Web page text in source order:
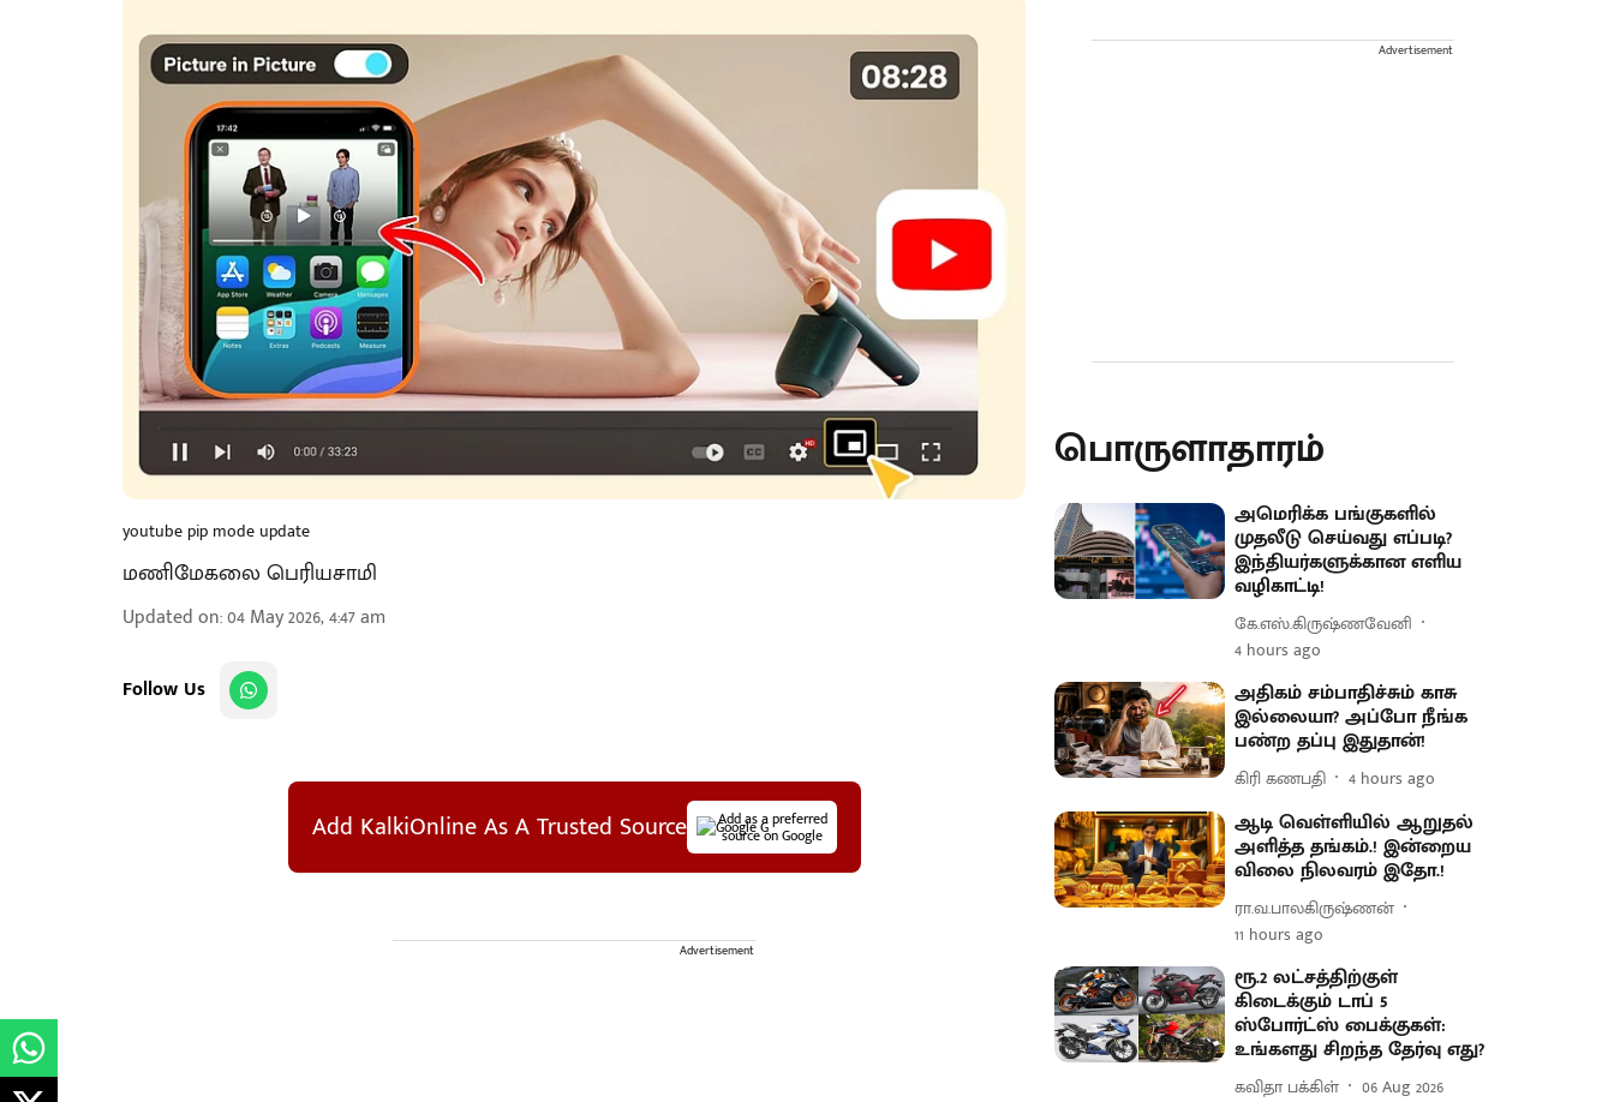
youtube pip mode update
மணிமேகலை பெரியசாமி
Updated on:04 May 2026, 4:47 am
Follow Us
Add KalkiOnline As A Trusted Source Add as a preferred
source on Google
Advertisement
Advertisement
பொருளாதாரம்
அமெரிக்க பங்குகளில்
முதலீடு செய்வது எப்படி?
இந்தியர்களுக்கான எளிய
வழிகாட்டி!
கே.எஸ்.கிருஷ்ணவேனி
4 hours ago
அதிகம் சம்பாதிச்சும் காசு
இல்லையா? அப்போ நீங்க
பண்ற தப்பு இதுதான்!
கிரி கணபதி 4 hours ago
ஆடி வெள்ளியில் ஆறுதல்
அளித்த தங்கம்.! இன்றைய
விலை நிலவரம் இதோ.!
ரா.வ.பாலகிருஷ்ணன்
11 hours ago
ரூ.2 லட்சத்திற்குள்
கிடைக்கும் டாப் 5
ஸ்போர்ட்ஸ் பைக்குகள்:
உங்களது சிறந்த தேர்வு எது?
கவிதா பக்கிள் 06 Aug 2026